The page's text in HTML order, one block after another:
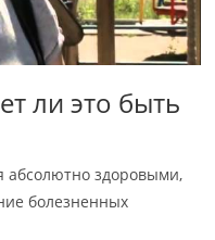
ли это быть
здоровыми,
болезненных